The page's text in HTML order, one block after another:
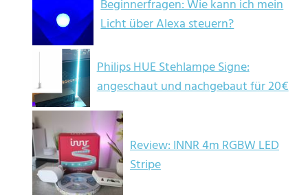
Beginnerfragen: Wie kann ich mein
Licht über Alexa steuern?
Philips HUE Stehlampe Signe:
angeschaut und nachgebaut für 20€
Review: INNR 4m RGBW LED
Stripe